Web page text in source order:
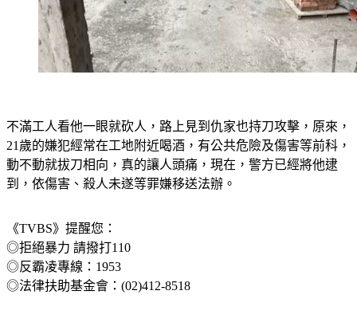
不滿工人看他一眼就砍人，路上見到仇家也持刀攻擊，原來，
21歲的嫌犯經常在工地附近喝酒，有公共危險及傷害等前科，
動不動就拔刀相向，真的讓人頭痛，現在，警方已經將他逮
到，依傷害、殺人未遂等罪嫌移送法辦。
《TVBS》提醒您：
◎拒絕暴力 請撥打110
◎反霸凌專線：1953
◎法律扶助基金會：(02)412-8518